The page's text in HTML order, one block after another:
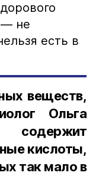
— не
есть в
веществ,
Ольга
кислоты,
так мало в